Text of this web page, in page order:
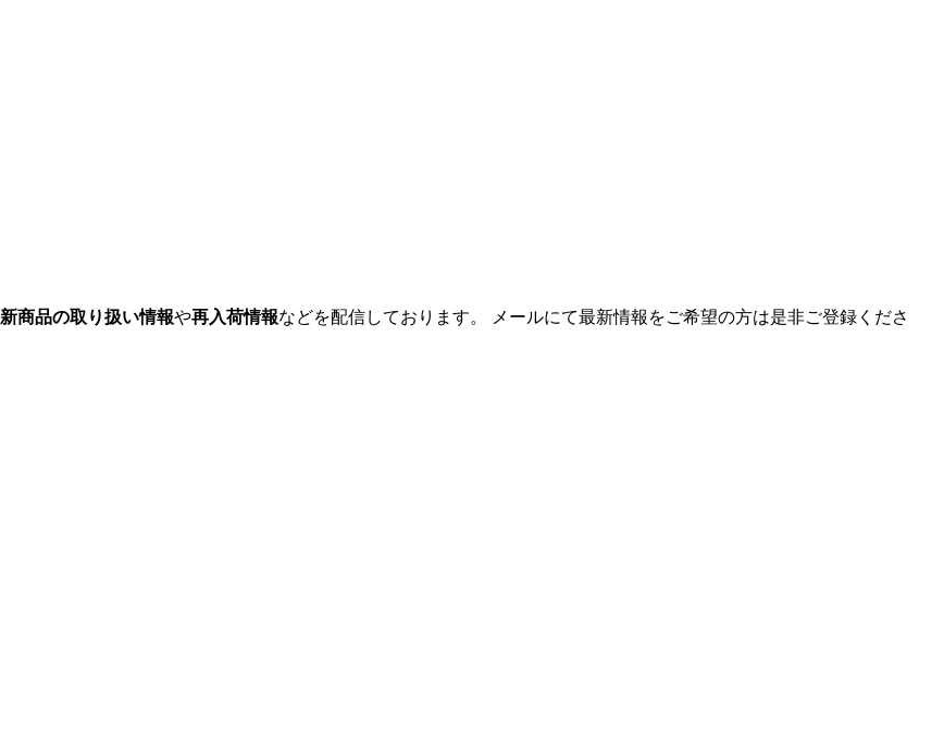
新商品の取り扱い情報や再入荷情報などを配信しております。 メールにて最新情報をご希望の方は是非ご登録くださ